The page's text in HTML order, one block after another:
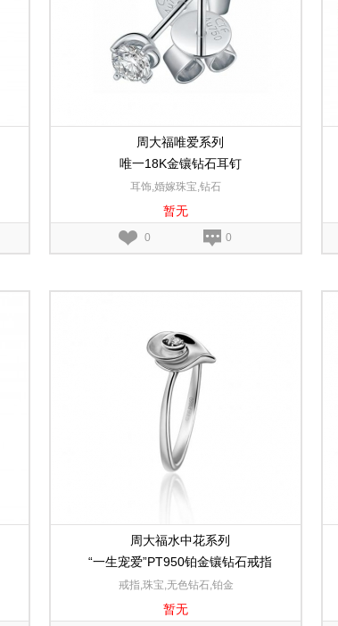
周大福唯爱系列
唯一18K金镶钻石耳钉
耳饰,婚嫁珠宝,钻石
暂无
0 0
周大福水中花系列
“一生宠爱”PT950铂金镶钻石戒指
戒指,珠宝,无色钻石,铂金
暂无